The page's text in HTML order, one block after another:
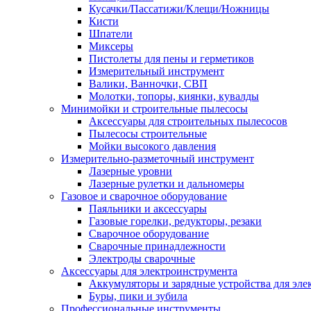
Кусачки/Пассатижи/Клещи/Ножницы
Кисти
Шпатели
Миксеры
Пистолеты для пены и герметиков
Измерительный инструмент
Валики, Ванночки, СВП
Молотки, топоры, киянки, кувалды
Минимойки и строительные пылесосы
Аксессуары для строительных пылесосов
Пылесосы строительные
Мойки высокого давления
Измерительно-разметочный инструмент
Лазерные уровни
Лазерные рулетки и дальномеры
Газовое и сварочное оборудование
Паяльники и аксессуары
Газовые горелки, редукторы, резаки
Сварочное оборудование
Сварочные принадлежности
Электроды сварочные
Аксессуары для электроинструмента
Аккумуляторы и зарядные устройства для
Буры, пики и зубила
Профессиональные инструменты